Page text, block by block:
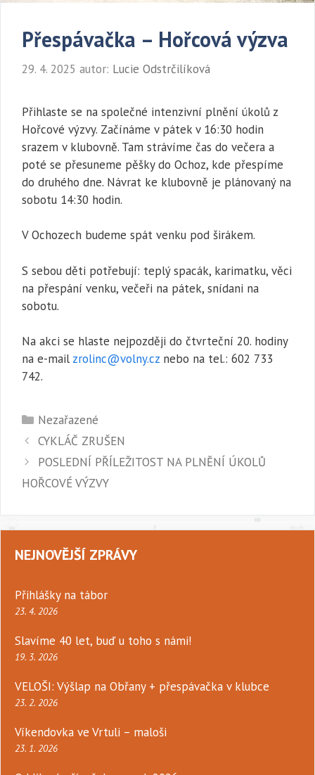
Přespávačka – Hořcová výzva
29. 4. 2025 autor: Lucie Odstrčilíková
Přihlaste se na společné intenzivní plnění úkolů z
Hořcové výzvy. Začínáme v pátek v 16:30 hodin
srazem v klubovně. Tam strávíme čas do večera a
poté se přesuneme pěšky do Ochoz, kde přespíme
do druhého dne. Návrat ke klubovně je plánovaný na
sobotu 14:30 hodin.
V Ochozech budeme spát venku pod širákem.
S sebou děti potřebují: teplý spacák, karimatku, věci
na přespání venku, večeři na pátek, snídani na
sobotu.
Na akci se hlaste nejpozději do čtvrteční 20. hodiny
na e-mail zrolinc@volny.cz nebo na tel.: 602 733
742.
Rubriky
Nezařazené
CYKLÁČ ZRUŠEN
POSLEDNÍ PŘÍLEŽITOST NA PLNĚNÍ ÚKOLŮ
HOŘCOVÉ VÝZVY
NEJNOVĚJŠÍ ZPRÁVY
Přihlášky na tábor
23. 4. 2026
Slavíme 40 let, buď u toho s námi!
19. 3. 2026
VELOŠI: Výšlap na Obřany + přespávačka v klubce
23. 2. 2026
Víkendovka ve Vrtuli – maloši
23. 1. 2026